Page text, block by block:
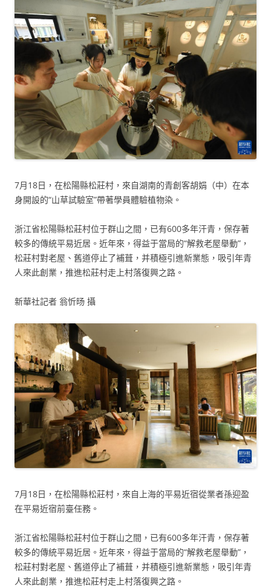
7月18日，在松陽縣松莊村，來自湖南的青創客胡娟（中）在本
身開設的“山草試驗室”帶著學員體驗植物染。
浙江省松陽縣松莊村位于群山之間，已有600多年汗青，保存著
較多的傳統平易近居。近年來，得益于當局的“解救老屋舉動”，
松莊村對老屋、舊道停止了補葺，并積極引進新業態，吸引年青
人來此創業，推進松莊村走上村落復興之路。
新華社記者 翁忻旸 攝
7月18日，在松陽縣松莊村，來自上海的平易近宿從業者孫迎盈
在平易近宿前臺任務。
浙江省松陽縣松莊村位于群山之間，已有600多年汗青，保存著
較多的傳統平易近居。近年來，得益于當局的“解救老屋舉動”，
松莊村對老屋、舊道停止了補葺，并積極引進新業態，吸引年青
人來此創業，推進松莊村走上村落復興之路。